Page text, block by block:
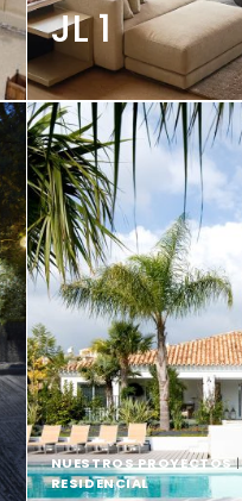
JL 1
NUESTROS PROYECTOS|
RESIDENCIAL